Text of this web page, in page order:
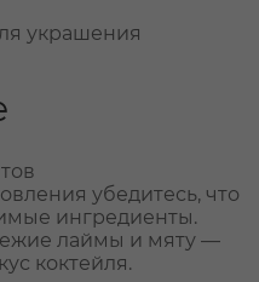
украшения
убедитесь, что
ингредиенты.
лаймы и мяту —
коктейля.